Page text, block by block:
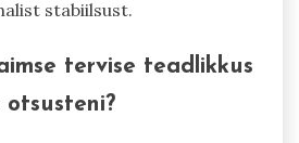
heaolu ja üldist
võib ulatuda kuni 4
1 dollari kohta.